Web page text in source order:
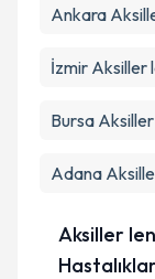
Ankara
İzmir Aksiller
Bursa
Adana
Aksiller